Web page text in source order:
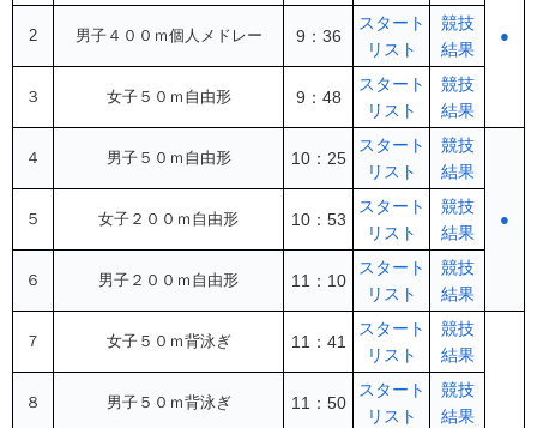
●
2 男子４００ｍ個人メドレー 9：36
スタート
リスト
競技
結果
３ 女子５０ｍ自由形 9：48
スタート
リスト
競技
結果
４ 男子５０ｍ自由形 10：25
スタート
リスト
競技
結果
●
５ 女子２００ｍ自由形 10：53
スタート
リスト
競技
結果
６ 男子２００ｍ自由形 11：10
スタート
リスト
競技
結果
７ 女子５０ｍ背泳ぎ 11：41
スタート
リスト
競技
結果
８ 男子５０ｍ背泳ぎ 11：50
スタート
リスト
競技
結果